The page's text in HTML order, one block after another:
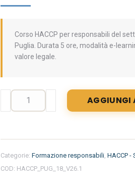
Corso HACCP per responsabili del
Puglia. Durata 5 ore, modalità e-
valore legale.
Formazione
del
alimentare
nella
AGGIUNGI
Categorie: Formazione responsabili, HACCP -
COD: HACCP_PUG_18_V26.1